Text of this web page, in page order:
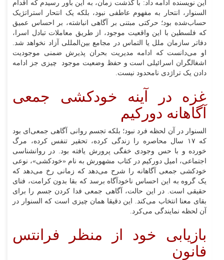
این نویسنده ادامه داد: با گذشت زمان، به این باور رسیدم که اقدام
السنوار، انتحار به مفهوم عاطفی نبود، بلکه یک انتحار استراتژیک
حساب‌شده بود؛ حرکتی مبتنی بر آگاهی انباشته، بر احساس عمیق
که فلسطین با این واقعیت موجود، از طریق معاملات تبادل اسرا،
دفاتر سازمان ملل یا التماس در مجامع بین‌المللی آزاد نخواهد شد.
او می‌دانست که ادامه مدیریت بحران پذیرش ضمنی موجودیت
اشغالگران اسرائیلی است و حفظ وضعیت موجود چیزی جز ادامه
دادن یک تراژدی نامحدود نیست.
غزه در آینه خودکشی جمعی
آگاهانه دورکیم
السنوار در آن لحظه فرد نبود؛ بلکه تجسم روانی آگاهی جمعی‌ای بود
که ۱۷ سال محاصره را زندگی کرده، تحقیر تنفس کرده، مرگ
خورده و با حس وجودی خفگی پرورش یافته بود. در روانشناسی
اجتماعی، امیل دورکیم در کتاب مشهورش به نام «خودکشی»، نوعی
خودکشی جمعی آگاهانه را شرح می‌دهد که زمانی رخ می‌دهد که
یک گروه به این احساس ناخودآگاه برسد که بقا بدون کرامت، فنای
حقیقی است. در این حالت، آگاهی جمعی فدا کردن جسم را برای
بقای معنا انتخاب می‌کند. این دقیقا همان چیزی است که السنوار در
آن لحظه نمایندگی می‌کرد.
بازیابی خود از منظر فرانتس
فانون